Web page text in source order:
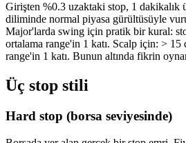
Girişten %0.3 uzaktaki stop, 1 dakikalık
diliminde normal piyasa gürültüsüyle
Major'larda swing için pratik bir kural:
ortalama range'in 1 katı. Scalp için: > 15
range'in 1 katı. Bunun altında fikrin
Üç stop stili
Hard stop (borsa seviyesinde)